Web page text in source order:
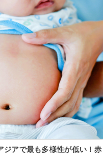
ジアで最も多様性が低い！赤